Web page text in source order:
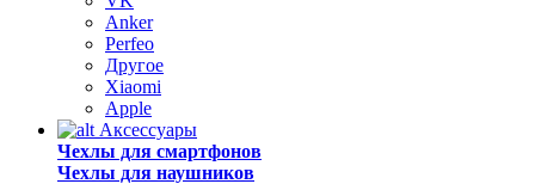
Anker
Perfeo
Другое
Xiaomi
Apple
Аксессуары
Чехлы для смартфонов
Чехлы для наушников